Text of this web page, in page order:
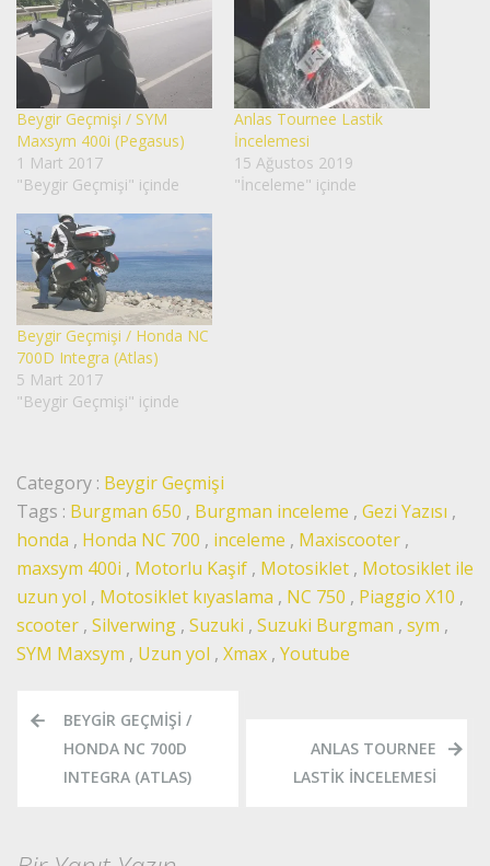
Beygir Geçmişi / SYM
Maxsym 400i (Pegasus)
1 Mart 2017
"Beygir Geçmişi" içinde
Anlas Tournee Lastik
İncelemesi
15 Ağustos 2019
"İnceleme" içinde
Beygir Geçmişi / Honda NC
700D Integra (Atlas)
5 Mart 2017
"Beygir Geçmişi" içinde
Category : Beygir Geçmişi
Tags : Burgman 650 , Burgman inceleme , Gezi Yazısı ,
honda , Honda NC 700 , inceleme , Maxiscooter ,
maxsym 400i , Motorlu Kaşif , Motosiklet , Motosiklet ile
uzun yol , Motosiklet kıyaslama , NC 750 , Piaggio X10 ,
scooter , Silverwing , Suzuki , Suzuki Burgman , sym ,
SYM Maxsym , Uzun yol , Xmax , Youtube
Yazı
gezinmesi
BEYGIR GEÇMIŞI /
HONDA NC 700D
INTEGRA (ATLAS)
ANLAS TOURNEE
LASTIK İNCELEMESI